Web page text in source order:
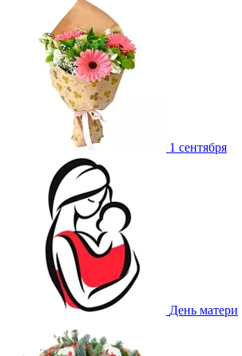
1 сентября
День матери